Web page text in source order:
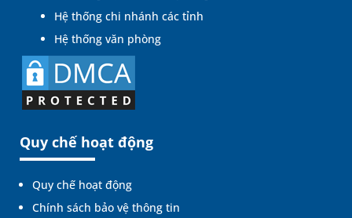
Hệ thống chi nhánh các tỉnh
Hệ thống văn phòng
Quy chế hoạt động
Quy chế hoạt động
Chính sách bảo vệ thông tin